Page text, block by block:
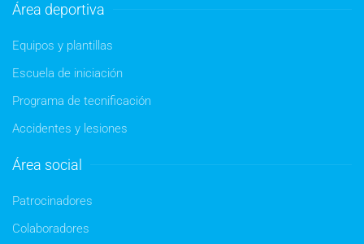
Área deportiva
Equipos y plantillas
Escuela de iniciación
Programa de tecnificación
Accidentes y lesiones
Área social
Patrocinadores
Colaboradores